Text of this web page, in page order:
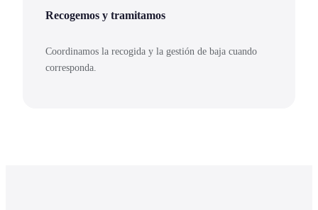
Recogemos y tramitamos
Coordinamos la recogida y la gestión de baja cuando
corresponda.